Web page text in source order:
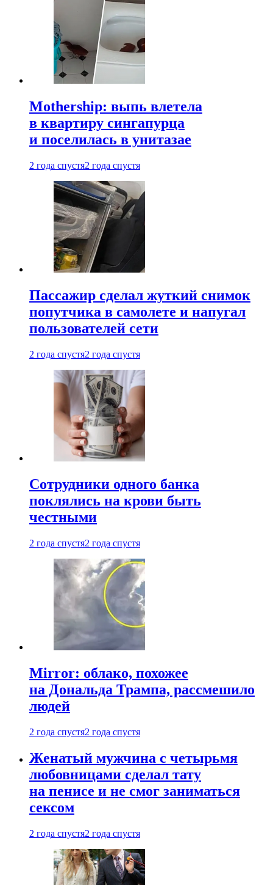
Mothership: выпь влетела
в квартиру сингапурца
и поселилась в унитазае
2 года спустя2 года спустя
Пассажир сделал жуткий снимок
попутчика в самолете и напугал
пользователей сети
2 года спустя2 года спустя
Сотрудники одного банка
поклялись на крови быть
честными
2 года спустя2 года спустя
Mirror: облако, похожее
на Дональда Трампа, рассмешило
людей
2 года спустя2 года спустя
Женатый мужчина с четырьмя
любовницами сделал тату
на пенисе и не смог заниматься
сексом
2 года спустя2 года спустя